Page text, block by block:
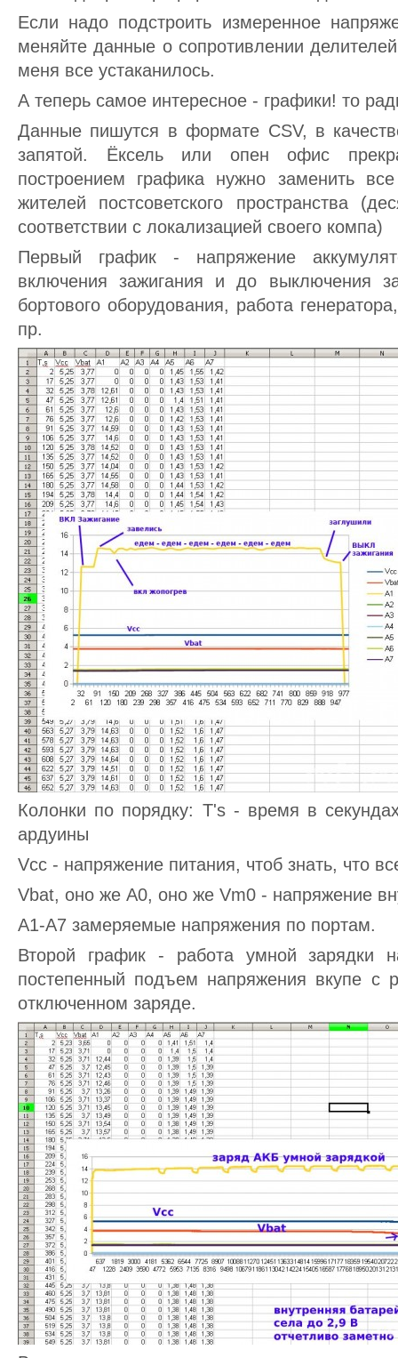
Если надо подстроить измеренное
меняйте данные о сопротивлении
меня все устаканилось.
А теперь самое интересное - графики! то
Данные пишутся в формате CSV, в
запятой. Ёксель или опен офис
построением графика нужно заменить
жителей постсоветского пространства
соответствии с локализацией своего компа)
Первый график - напряжение
включения зажигания и до выключения
бортового оборудования, работа
пр.
Колонки по порядку: T's - время в
ардуины
Vcc - напряжение питания, чтоб знать, что
Vbat, оно же А0, оно же Vm0 - напряжение
А1-А7 замеряемые напряжения по портам.
Второй график - работа умной зарядки
постепенный подъем напряжения вкупе с
отключенном заряде.